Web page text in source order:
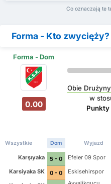
Co oznaczają te
Forma - Kto zwycięży?
Forma - Dom
0.00
Obie
w
Punkty
Wszystkie Dom Wyjazd
Karşıyaka 5 - 0
Efeler 09 Spor
Karsiyaka SK
0 - 0
Eskisehirspor